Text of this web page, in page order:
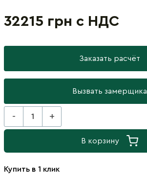
32215 грн с НДС
Заказать расчёт
Вызвать замерщика
- +
В корзину
Купить в 1 клик